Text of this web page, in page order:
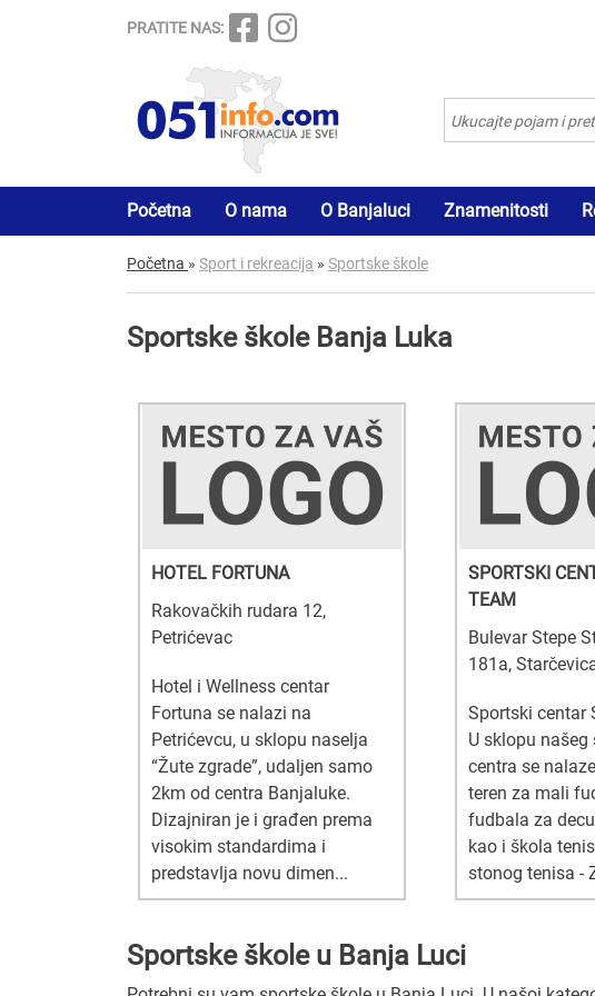
PRATITE NAS:
Početna O nama O Banjaluci Znamenitosti
Početna » Sport i rekreacija » Sportske škole
Sportske škole Banja Luka
HOTEL FORTUNA
Rakovačkih rudara 12,
Petrićevac
Hotel i Wellness centar
Fortuna se nalazi na
Petrićevcu, u sklopu naselja
“Žute zgrade”, udaljen samo
2km od centra Banjaluke.
Dizajniran je i građen prema
visokim standardima i
predstavlja novu dimen...
SPORTSKI
TEAM
Bulevar Stepe
181a,
Sportski centar
U sklopu našeg
centra se
teren za mali
fudbala za
kao i škola
stonog tenisa -
Sportske škole u Banja Luci